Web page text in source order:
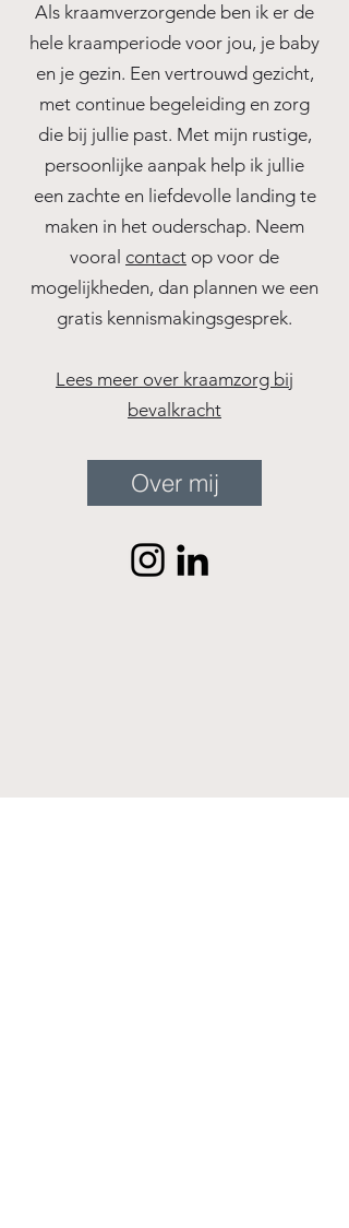
Als kraamverzorgende ben ik er de
hele kraamperiode voor jou, je baby
en je gezin. Een vertrouwd gezicht,
met continue begeleiding en zorg
die bij jullie past. Met mijn rustige,
persoonlijke aanpak help ik jullie
een zachte en liefdevolle landing te
maken in het ouderschap. Neem
vooral contact op voor de
mogelijkheden, dan plannen we een
gratis kennismakingsgesprek.
Lees meer over kraamzorg bij
bevalkracht
Over mij